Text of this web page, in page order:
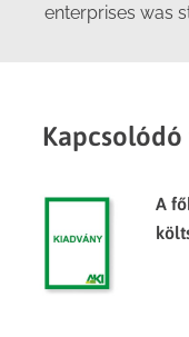
enterprises was
A